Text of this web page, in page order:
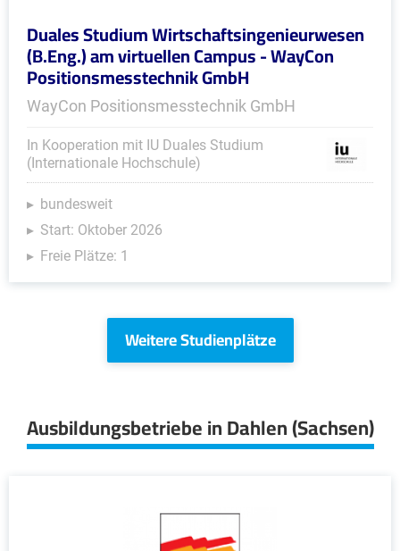
Duales Studium Wirtschaftsingenieurwesen
(B.Eng.) am virtuellen Campus - WayCon
Positionsmesstechnik GmbH
WayCon Positionsmesstechnik GmbH
In Kooperation mit IU Duales Studium
(Internationale Hochschule)
bundesweit
Start: Oktober 2026
Freie Plätze: 1
Weitere Studienplätze
Ausbildungsbetriebe in Dahlen (Sachsen)